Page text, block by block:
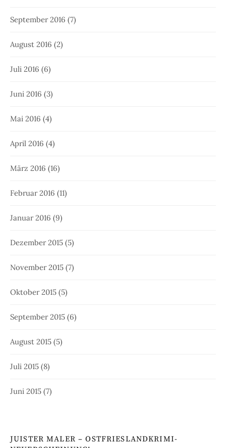
September 2016 (7)
August 2016 (2)
Juli 2016 (6)
Juni 2016 (3)
Mai 2016 (4)
April 2016 (4)
März 2016 (16)
Februar 2016 (11)
Januar 2016 (9)
Dezember 2015 (5)
November 2015 (7)
Oktober 2015 (5)
September 2015 (6)
August 2015 (5)
Juli 2015 (8)
Juni 2015 (7)
JUISTER MALER – OSTFRIESLANDKRIMI-